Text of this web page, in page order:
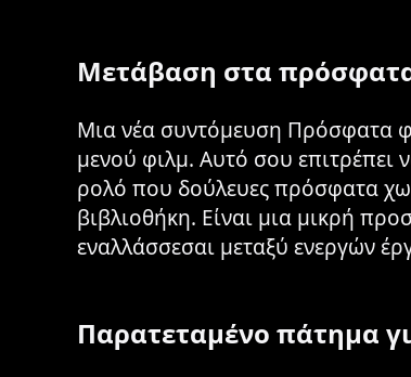
Μετάβαση στα
Μια νέα συντόμευση Πρόσφατα
μενού φιλμ. Αυτό σου επιτρέπει
ρολό που δούλευες πρόσφατα
βιβλιοθήκη. Είναι μια μικρή
εναλλάσσεσαι μεταξύ ενεργών
Παρατεταμένο πάτημα